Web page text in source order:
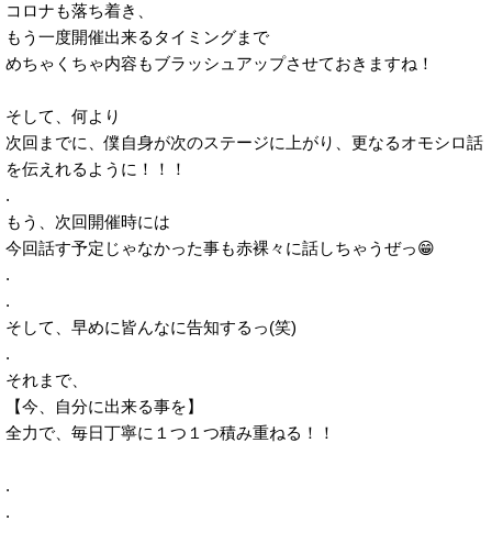
コロナも落ち着き、
もう一度開催出来るタイミングまで
めちゃくちゃ内容もブラッシュアップさせておきますね！
そして、何より
次回までに、僕自身が次のステージに上がり、更なるオモシロ話
を伝えれるように！！！
.
もう、次回開催時には
今回話す予定じゃなかった事も赤裸々に話しちゃうぜっ😁
.
.
そして、早めに皆んなに告知するっ(笑)
.
それまで、
【今、自分に出来る事を】
全力で、毎日丁寧に１つ１つ積み重ねる！！
.
.